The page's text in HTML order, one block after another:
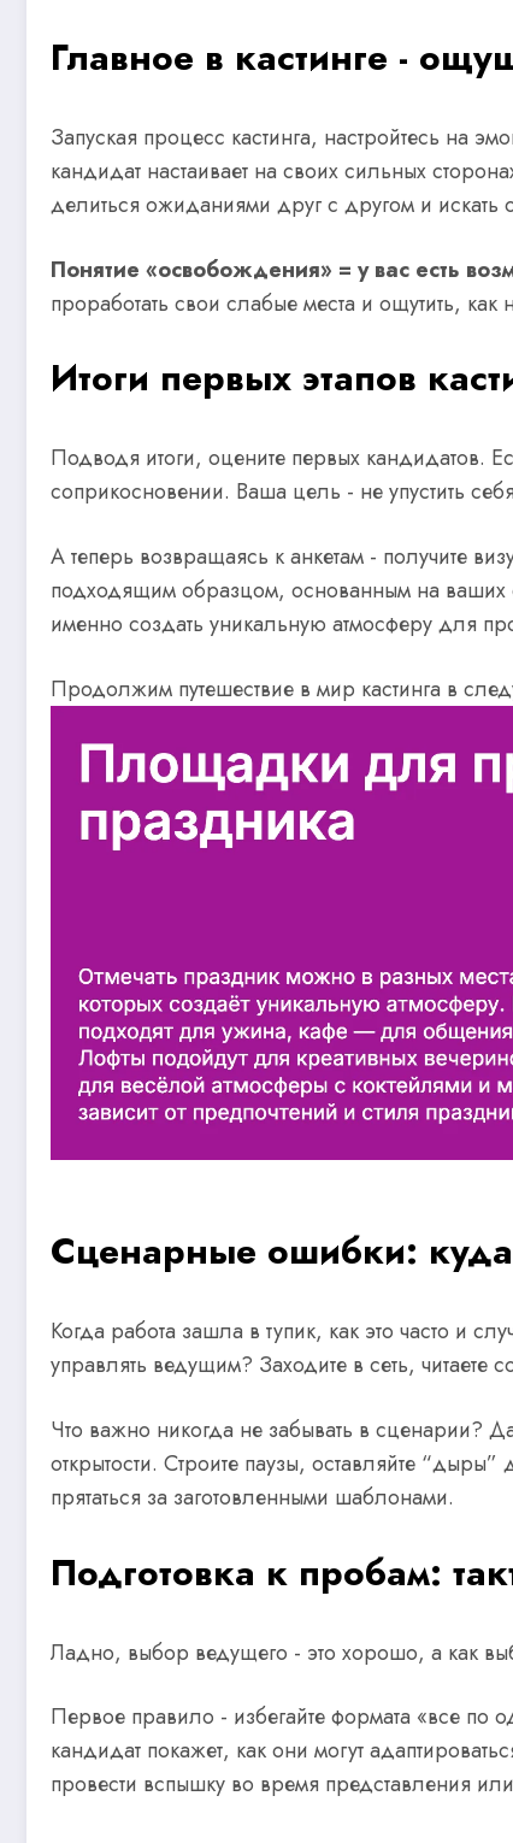
Главное в кастинге -
Запуская процесс кастинга, настройтесь на
кандидат настаивает на своих сильных
делиться ожиданиями друг с другом и
Понятие «освобождения» = у вас есть
проработать свои слабые места и ощутить,
Итоги первых этапов
Подводя итоги, оцените первых кандидатов.
соприкосновении. Ваша цель - не упустить
А теперь возвращаясь к анкетам - получите
подходящим образцом, основанным на ваших
именно создать уникальную атмосферу для
Продолжим путешествие в мир кастинга в
Сценарные ошибки:
Когда работа зашла в тупик, как это часто и
управлять ведущим? Заходите в сеть, читаете
Что важно никогда не забывать в сценарии?
открытости. Строите паузы, оставляйте
прятаться за заготовленными шаблонами.
Подготовка к пробам:
Ладно, выбор ведущего - это хорошо, а как
Первое правило - избегайте формата «все по
кандидат покажет, как они могут
провести вспышку во время представления